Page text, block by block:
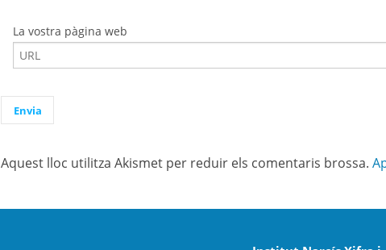
La vostra pàgina web
Aquest lloc utilitza Akismet per reduir els comentaris brossa.